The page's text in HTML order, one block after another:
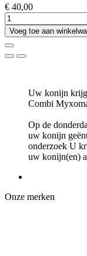
€ 40,00
Voeg toe aan
Uw konijn
Combi
Op de
uw konijn
onderzoek U
uw konijn(en)
Onze merken